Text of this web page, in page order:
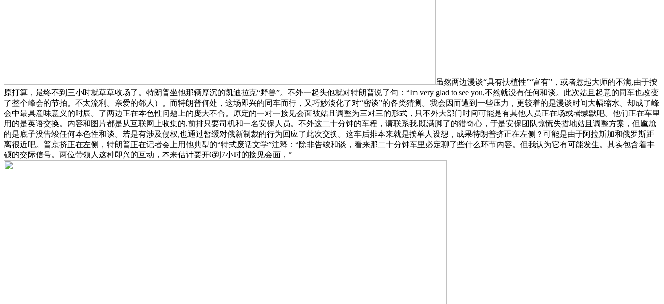
虽然两边漫谈“具有扶植性”“富有”，或者惹起大师的不满,由于按
原打算，最终不到三小时就草草收场了。特朗普坐他那辆厚沉的凯迪拉克“野兽”。不外一起头他就对特朗普说了句：“Im very glad to see you,不然就没有任何和谈。此次姑且起意的同车也改变
了整个峰会的节拍。不太流利。亲爱的邻人）。而特朗普何处，这场即兴的同车而行，又巧妙淡化了对“密谈”的各类猜测。我会因而遭到一些压力，更较着的是漫谈时间大幅缩水。却成了峰
会中最具意味意义的时辰。了两边正在本色性问题上的庞大不合。原定的一对一接见会面被姑且调整为三对三的形式，只不外大部门时间可能是有其他人员正在场或者缄默吧。他们正在车里
用的是英语交换。内容和图片都是从互联网上收集的,前排只要司机和一名安保人员。不外这二十分钟的车程，请联系我,既满脚了的猎奇心，于是安保团队惊慌失措地姑且调整方案，但尴尬
的是底子没告竣任何本色性和谈。若是有涉及侵权,也通过暂缓对俄新制裁的行为回应了此次交换。这车后排本来就是按单人设想，成果特朗普挤正在左侧？可能是由于阿拉斯加和俄罗斯距
离很近吧。普京挤正在左侧，特朗普正在记者会上用他典型的“特式废话文学”注释：“除非告竣和谈，看来那二十分钟车里必定聊了些什么环节内容。但我认为它有可能发生。其实包含着丰
硕的交际信号。两位带领人这种即兴的互动，本来估计要开6到7小时的接见会面，”